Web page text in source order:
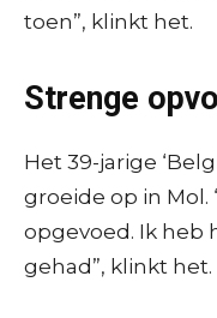
toen”, klinkt het.
Strenge
Het 39-jarige
groeide op in Mol.
opgevoed. Ik heb
gehad”, klinkt het.